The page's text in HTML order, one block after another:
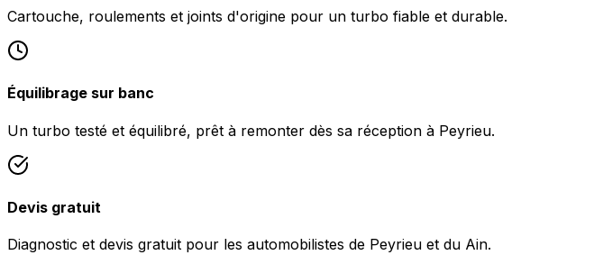
Cartouche, roulements et joints d'origine pour un turbo fiable et durable.
Équilibrage sur banc
Un turbo testé et équilibré, prêt à remonter dès sa réception à Peyrieu.
Devis gratuit
Diagnostic et devis gratuit pour les automobilistes de Peyrieu et du Ain.